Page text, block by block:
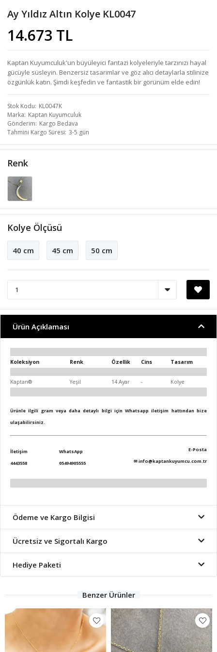
Ay Yıldız Altın Kolye KL0047
14.673 TL
Kaptan Kuyumculuk'un büyüleyici fantazi kolyeleriyle tarzınızı hayal
gücüyle süsleyin. Benzersiz tasarımlar ve göz alıcı detaylarla stilinize
özgünlük katın. Şimdi keşfedin ve fantastik bir görünüm elde edin!
Stok Kodu KL0047K
Marka Kaptan Kuyumculuk
Gönderim Kargo Bedava
Tahmini Kargo Süresi 3-5 gün
Renk
Kolye Ölçüsü
40 cm 45 cm 50 cm
Ürün Açıklaması
Koleksiyon Renk Özellik Cins Tasarım
Kaptan® Yeşil 14 Ayar - Kolye
Ürünle ilgili gram veya daha detaylı bilgi için Whatsapp iletişim hattından bize
ulaşabilirsiniz.
İletişim
4443558
WhatsApp
05494905555
E-Posta
✉info@kaptankuyumcu.com.tr
Ödeme ve Kargo Bilgisi
Ücretsiz ve Sigortalı Kargo
Hediye Paketi
Benzer Ürünler